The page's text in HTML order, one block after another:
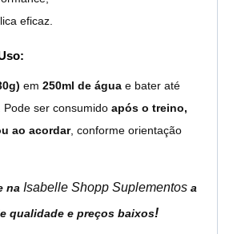
eficaz.
em 250ml de água e bater até
ser consumido após o treino,
ao acordar, conforme orientação
na Isabelle Shopp Suplementos a
qualidade e preços baixos!